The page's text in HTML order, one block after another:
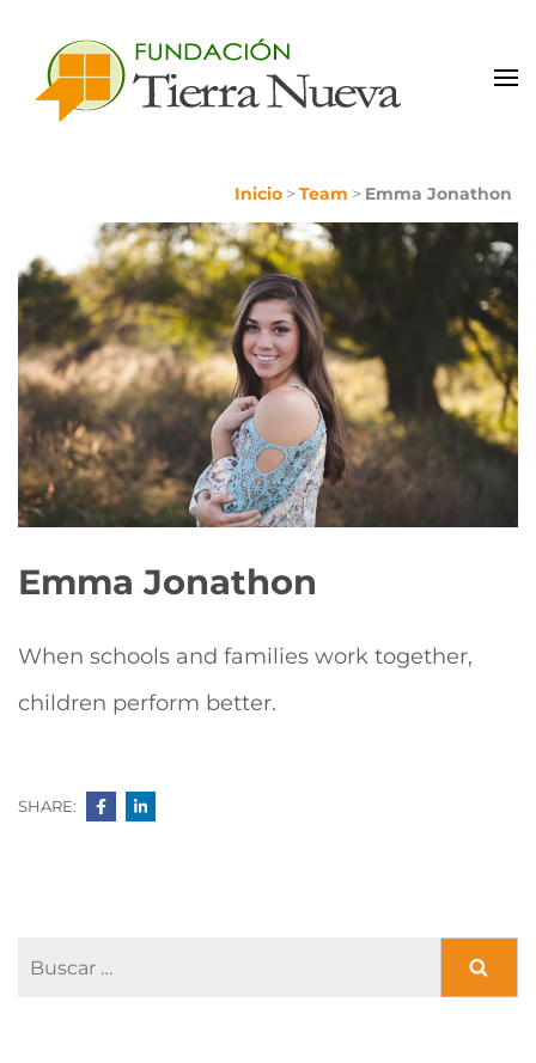
Inicio > Team > Emma Jonathon
Emma Jonathon
When schools and families work together,
children perform better.
SHARE:
entradas